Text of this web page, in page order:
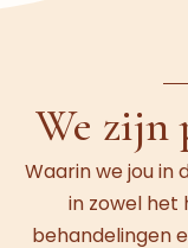
We zijn
Waarin we jou in
in zowel het
behandelingen